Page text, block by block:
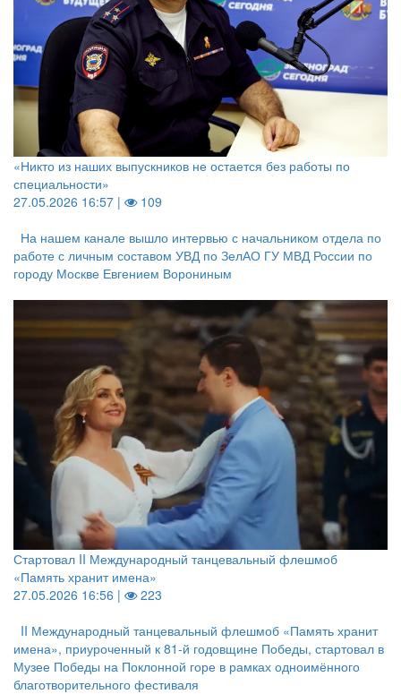
«Никто из наших выпускников не остается без работы по
специальности»
27.05.2026 16:57 |
109
На нашем канале вышло интервью с начальником отдела по
работе с личным составом УВД по ЗелАО ГУ МВД России по
городу Москве Евгением Ворониным
Стартовал II Международный танцевальный флешмоб
«Память хранит имена»
27.05.2026 16:56 |
223
II Международный танцевальный флешмоб «Память хранит
имена», приуроченный к 81-й годовщине Победы, стартовал в
Музее Победы на Поклонной горе в рамках одноимённого
благотворительного фестиваля